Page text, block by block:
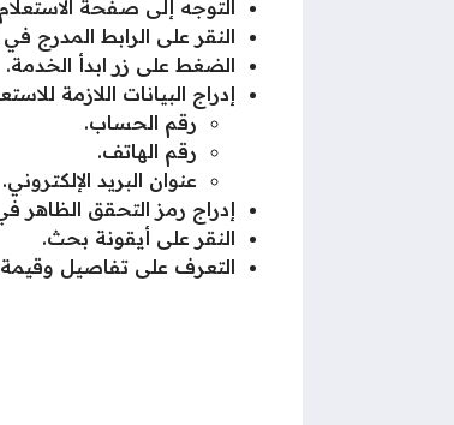
التوجه إلى صفحة الاستعلام
النقر على الرابط المدرج
الضغط على زر ابدأ الخدمة.
إدراج البيانات اللازمة
رقم الحساب.
رقم الهاتف.
عنوان البريد الإلكتروني.
إدراج رمز التحقق الظاهر
النقر على أيقونة بحث.
التعرف على تفاصيل وقيمة